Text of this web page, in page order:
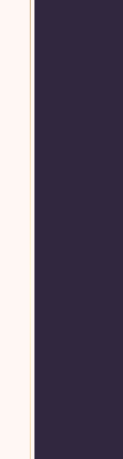
und male es
den Fluch zu
Mandala findest du
m/